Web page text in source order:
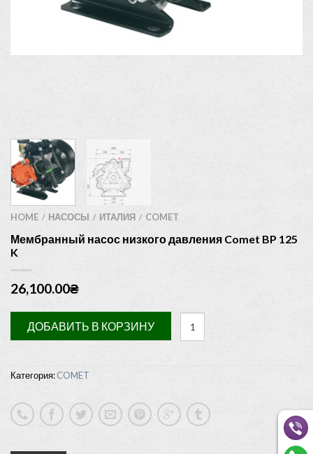
HOME / НАСОСЫ / ИТАЛИЯ / COMET
Мембранный насос низкого давления Comet BP 125
K
26,100.00₴
ДОБАВИТЬ В КОРЗИНУ
Категория:COMET